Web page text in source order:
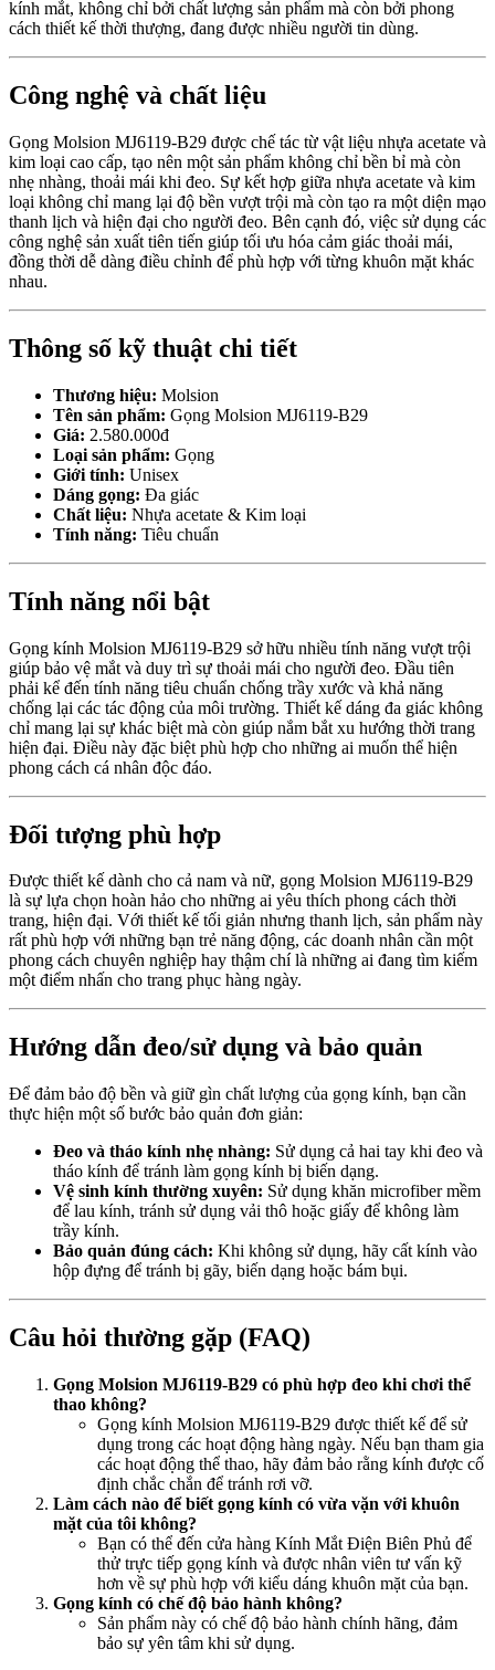
kính mắt, không chỉ bởi chất lượng sản phẩm mà còn bởi phong
cách thiết kế thời thượng, đang được nhiều người tin dùng.
Công nghệ và chất liệu
Gọng Molsion MJ6119-B29 được chế tác từ vật liệu nhựa acetate và
kim loại cao cấp, tạo nên một sản phẩm không chỉ bền bỉ mà còn
nhẹ nhàng, thoải mái khi đeo. Sự kết hợp giữa nhựa acetate và kim
loại không chỉ mang lại độ bền vượt trội mà còn tạo ra một diện mạo
thanh lịch và hiện đại cho người đeo. Bên cạnh đó, việc sử dụng các
công nghệ sản xuất tiên tiến giúp tối ưu hóa cảm giác thoải mái,
đồng thời dễ dàng điều chỉnh để phù hợp với từng khuôn mặt khác
nhau.
Thông số kỹ thuật chi tiết
Thương hiệu: Molsion
Tên sản phẩm: Gọng Molsion MJ6119-B29
Giá: 2.580.000đ
Loại sản phẩm: Gọng
Giới tính: Unisex
Dáng gọng: Đa giác
Chất liệu: Nhựa acetate & Kim loại
Tính năng: Tiêu chuẩn
Tính năng nổi bật
Gọng kính Molsion MJ6119-B29 sở hữu nhiều tính năng vượt trội
giúp bảo vệ mắt và duy trì sự thoải mái cho người đeo. Đầu tiên
phải kể đến tính năng tiêu chuẩn chống trầy xước và khả năng
chống lại các tác động của môi trường. Thiết kế dáng đa giác không
chỉ mang lại sự khác biệt mà còn giúp nắm bắt xu hướng thời trang
hiện đại. Điều này đặc biệt phù hợp cho những ai muốn thể hiện
phong cách cá nhân độc đáo.
Đối tượng phù hợp
Được thiết kế dành cho cả nam và nữ, gọng Molsion MJ6119-B29
là sự lựa chọn hoàn hảo cho những ai yêu thích phong cách thời
trang, hiện đại. Với thiết kế tối giản nhưng thanh lịch, sản phẩm này
rất phù hợp với những bạn trẻ năng động, các doanh nhân cần một
phong cách chuyên nghiệp hay thậm chí là những ai đang tìm kiếm
một điểm nhấn cho trang phục hàng ngày.
Hướng dẫn đeo/sử dụng và bảo quản
Để đảm bảo độ bền và giữ gìn chất lượng của gọng kính, bạn cần
thực hiện một số bước bảo quản đơn giản:
Đeo và tháo kính nhẹ nhàng: Sử dụng cả hai tay khi đeo và
tháo kính để tránh làm gọng kính bị biến dạng.
Vệ sinh kính thường xuyên: Sử dụng khăn microfiber mềm
để lau kính, tránh sử dụng vải thô hoặc giấy để không làm
trầy kính.
Bảo quản đúng cách: Khi không sử dụng, hãy cất kính vào
hộp đựng để tránh bị gãy, biến dạng hoặc bám bụi.
Câu hỏi thường gặp (FAQ)
Gọng Molsion MJ6119-B29 có phù hợp đeo khi chơi thể
thao không?
Gọng kính Molsion MJ6119-B29 được thiết kế để sử
dụng trong các hoạt động hàng ngày. Nếu bạn tham gia
các hoạt động thể thao, hãy đảm bảo rằng kính được cố
định chắc chắn để tránh rơi vỡ.
Làm cách nào để biết gọng kính có vừa vặn với khuôn
mặt của tôi không?
Bạn có thể đến cửa hàng Kính Mắt Điện Biên Phủ để
thử trực tiếp gọng kính và được nhân viên tư vấn kỹ
hơn về sự phù hợp với kiểu dáng khuôn mặt của bạn.
Gọng kính có chế độ bảo hành không?
Sản phẩm này có chế độ bảo hành chính hãng, đảm
bảo sự yên tâm khi sử dụng.